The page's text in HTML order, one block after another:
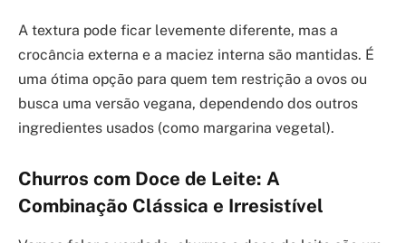
A textura pode ficar levemente diferente, mas a
crocância externa e a maciez interna são mantidas. É
uma ótima opção para quem tem restrição a ovos ou
busca uma versão vegana, dependendo dos outros
ingredientes usados (como margarina vegetal).
Churros com Doce de Leite: A
Combinação Clássica e Irresistível